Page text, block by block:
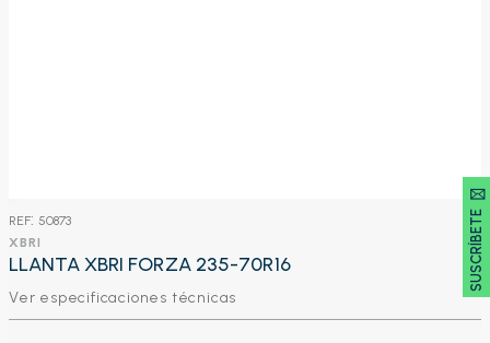
SUSCRÍBETE 🖂
: 50873
XBRI
LLANTA XBRI FORZA 235-70R16
Ver especificaciones técnicas